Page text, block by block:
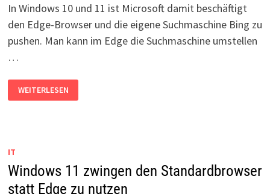
In Windows 10 und 11 ist Microsoft damit beschäftigt
den Edge-Browser und die eigene Suchmaschine Bing zu
pushen. Man kann im Edge die Suchmaschine umstellen
…
WINDOWS
11:
BING-
WEITERLESEN
IT
Windows 11 zwingen den Standardbrowser
statt Edge zu nutzen